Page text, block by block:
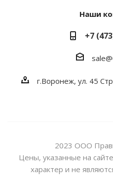
Наши
+7
г.Воронеж, ул. 45
2023 ООО
Цены, указанные на
характер и не